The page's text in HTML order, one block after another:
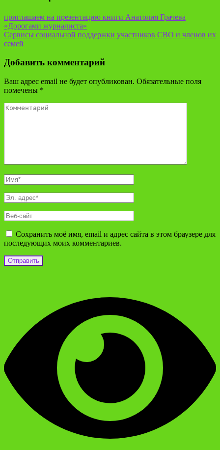
приглашаем на презентацию книги Анатолия Грачева
«Дорогами журналиста»
Сервисы социальной поддержки участников СВО и членов их
семей
Добавить комментарий
Ваш адрес email не будет опубликован. Обязательные поля
помечены *
Сохранить моё имя, email и адрес сайта в этом браузере для
последующих моих комментариев.